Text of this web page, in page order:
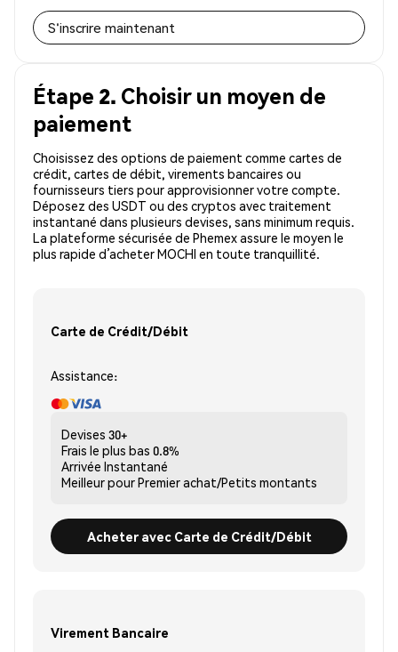
S'inscrire maintenant
Étape 2. Choisir un moyen de
paiement
Choisissez des options de paiement comme cartes de
crédit, cartes de débit, virements bancaires ou
fournisseurs tiers pour approvisionner votre compte.
Déposez des USDT ou des cryptos avec traitement
instantané dans plusieurs devises, sans minimum requis.
La plateforme sécurisée de Phemex assure le moyen le
plus rapide d’acheter MOCHI en toute tranquillité.
Carte de Crédit/Débit
Assistance:
Devises 30+
Frais le plus bas 0.8%
Arrivée Instantané
Meilleur pourPremier achat/Petits montants
Acheter avec Carte de Crédit/Débit
Virement Bancaire